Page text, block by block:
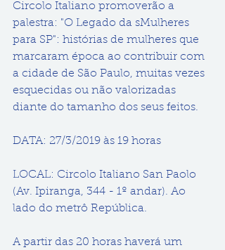
Circolo Italiano promoverão a
palestra: "O Legado da sMulheres
para SP": histórias de mulheres que
marcaram época ao contribuir com
a cidade de São Paulo, muitas vezes
esquecidas ou não valorizadas
diante do tamanho dos seus feitos.
DATA: 27/3/2019 às 19 horas
LOCAL: Circolo Italiano San Paolo
(Av. Ipiranga, 344 - 1º andar). Ao
lado do metrô República.
A partir das 20 horas haverá um